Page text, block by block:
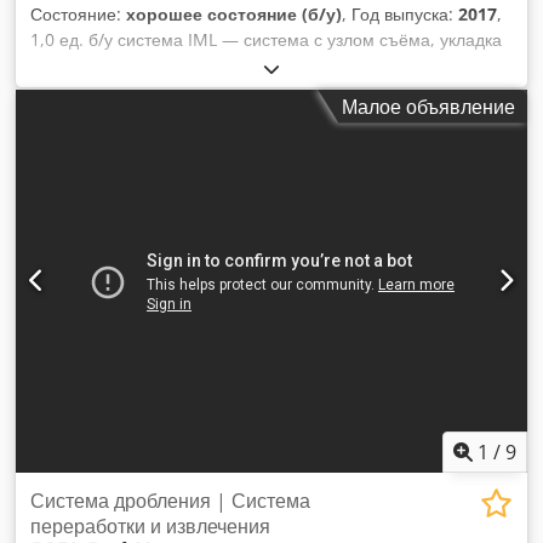
Состояние: хорошее состояние (б/у), Год выпуска: 2017,
1,0 ед. б/у система IML — система с узлом съёма, укладка
на конвейер для горизонтальной укладки Производитель:
Beck Automation AG Chjdpfx Ahowuln Njloa Модель: B32
Малое объявление
1 /9
Система дробления | Система
переработки и извлечения